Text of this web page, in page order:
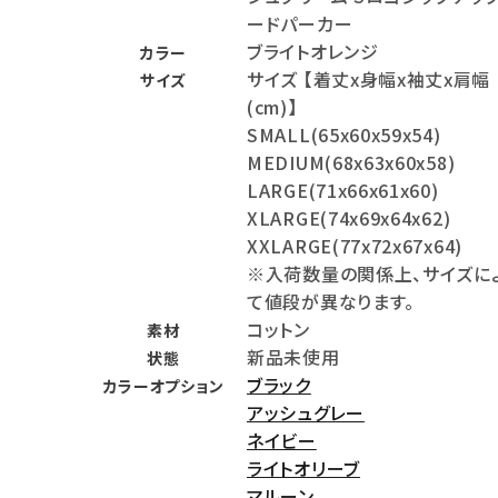
会員登録ードパーカー
カラー ブライトオレンジ
サイズ
サイズ 【着丈x身幅x袖丈x肩幅
(cm)】
SMALL(65x60x59x54)
MEDIUM(68x63x60x58)
LARGE(71x66x61x60)
XLARGE(74x69x64x62)
XXLARGE(77x72x67x64)
※入荷数量の関係上、サイズに
て値段が異なります。
素材 コットン
状態 新品未使用
カラーオプション
ブラック
アッシュグレー
ネイビー
ライトオリーブ